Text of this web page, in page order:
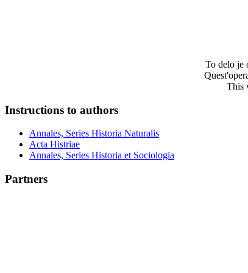
To delo je
This
Instructions to authors
Annales, Series Historia Naturalis
Acta Histriae
Annales, Series Historia et Sociologia
Partners